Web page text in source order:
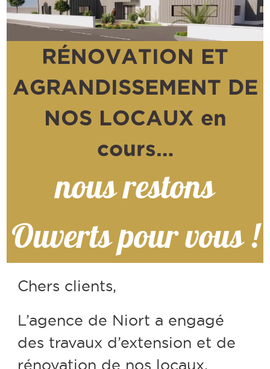
RÉNOVATION ET
AGRANDISSEMENT DE
NOS LOCAUX en
cours…
nous restons
Ouverts pour vous !
Chers clients,
L’agence de Niort a engagé
des travaux d’extension et de
rénovation de nos locaux.